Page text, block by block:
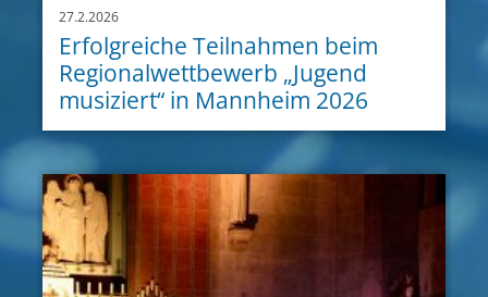
27.2.2026
Erfolgreiche Teilnahmen beim
Regionalwettbewerb „Jugend
musiziert“ in Mannheim 2026